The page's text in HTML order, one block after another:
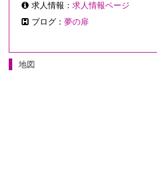
求人情報： 求人情報ページ
ブログ： 夢の扉
地図